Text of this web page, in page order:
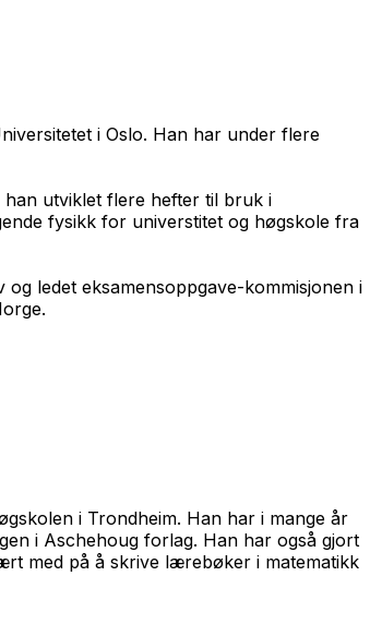
i Oslo. Han har under flere
utviklet flere hefter til bruk i
fysikk for universtitet og høgskole fra
ledet eksamensoppgave-kommisjonen i
i Trondheim. Han har i mange år
i Aschehoug forlag. Han har også gjort
med på å skrive lærebøker i matematikk